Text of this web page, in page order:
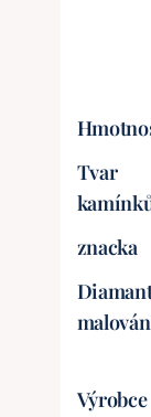
Tvar
znacka
Výrobce